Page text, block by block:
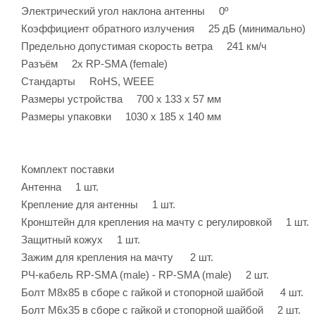
Электрический угол наклона антенны 0º
Коэффициент обратного излучения 25 дБ (минимально)
Предельно допустимая скорость ветра 241 км/ч
Разъём 2x RP-SMA (female)
Стандарты RoHS, WEEE
Размеры устройства 700 х 133 х 57 мм
Размеры упаковки 1030 х 185 х 140 мм
Комплект поставки
Антенна 1 шт.
Крепление для антенны 1 шт.
Кронштейн для крепления на мачту с регулировкой 1 шт.
Защитный кожух 1 шт.
Зажим для крепления на мачту 2 шт.
РЧ-кабель RP-SMA (male) - RP-SMA (male) 2 шт.
Болт M8х85 в сборе с гайкой и стопорной шайбой 4 шт.
Болт M6х35 в сборе с гайкой и стопорной шайбой 2 шт.